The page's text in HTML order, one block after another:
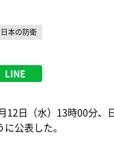
日本の防衛
LINE
日（水）13時00分、
公表した。